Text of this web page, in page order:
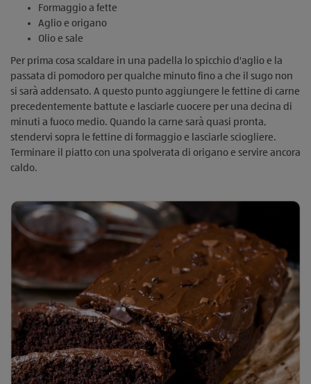
Formaggio a fette
Aglio e origano
Olio e sale
Per prima cosa scaldare in una padella lo spicchio d'aglio e la
passata di pomodoro per qualche minuto fino a che il sugo non
si sarà addensato. A questo punto aggiungere le fettine di carne
precedentemente battute e lasciarle cuocere per una decina di
minuti a fuoco medio. Quando la carne sarà quasi pronta,
stendervi sopra le fettine di formaggio e lasciarle sciogliere.
Terminare il piatto con una spolverata di origano e servire ancora
caldo.